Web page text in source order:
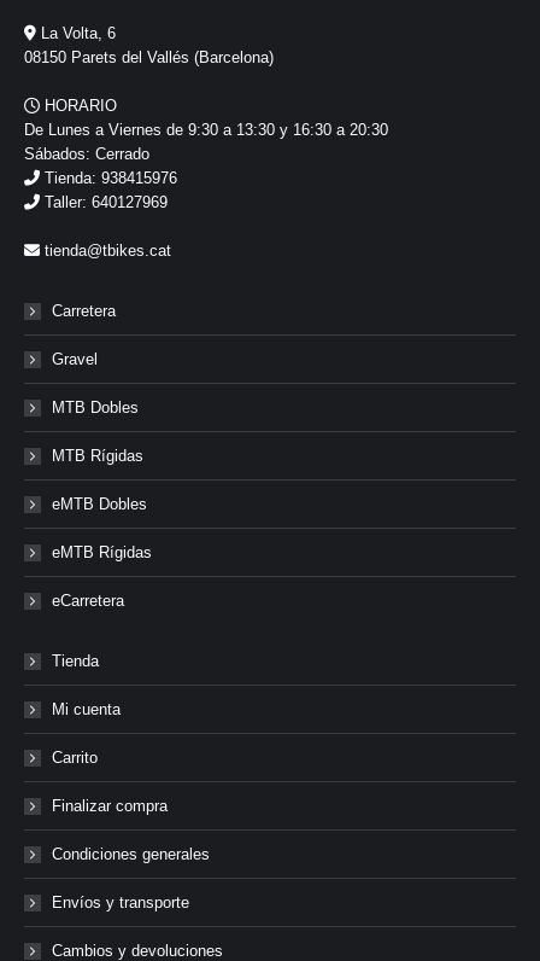
La Volta, 6
08150 Parets del Vallés (Barcelona)
HORARIO
De Lunes a Viernes de 9:30 a 13:30 y 16:30 a 20:30
Sábados: Cerrado
Tienda: 938415976
Taller: 640127969
tienda@tbikes.cat
Carretera
Gravel
MTB Dobles
MTB Rígidas
eMTB Dobles
eMTB Rígidas
eCarretera
Tienda
Mi cuenta
Carrito
Finalizar compra
Condiciones generales
Envíos y transporte
Cambios y devoluciones